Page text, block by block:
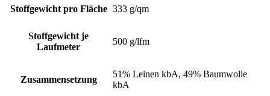
Stoffgewicht pro Fläche 333 g/qm
Stoffgewicht je
Laufmeter
500 g/lfm
Zusammensetzung
51% Leinen kbA, 49% Baumwolle
kbA